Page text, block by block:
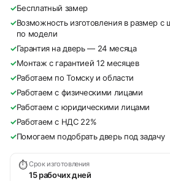
✓Бесплатный замер
✓Возможность изготовления в размер с
по модели
✓Гарантия на дверь — 24 месяца
✓Монтаж с гарантией 12 месяцев
✓Работаем по Томску и области
✓Работаем с физическими лицами
✓Работаем с юридическими лицами
✓Работаем с НДС 22%
✓Помогаем подобрать дверь под задачу
⏱ Срок изготовления
15 рабочих дней